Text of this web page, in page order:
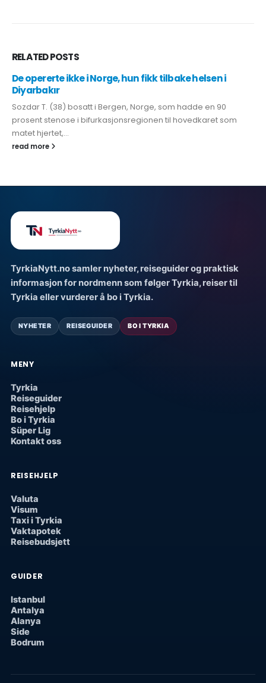
RELATEDPOSTS
De opererte ikke i Norge, hun fikk tilbake helsen i
Diyarbakır
Sozdar T. (38) bosatt i Bergen, Norge, som hadde en 90
prosent stenose i bifurkasjonsregionen til hovedkaret som
matet hjertet,...
read more
TyrkiaNytt.no samler nyheter, reiseguider og praktisk
informasjon for nordmenn som følger Tyrkia, reiser til
Tyrkia eller vurderer å bo i Tyrkia.
NYHETER REISEGUIDER BO I TYRKIA
MENY
Tyrkia
Reiseguider
Reisehjelp
Bo i Tyrkia
Süper Lig
Kontakt oss
REISEHJELP
Valuta
Visum
Taxi i Tyrkia
Vaktapotek
Reisebudsjett
GUIDER
Istanbul
Antalya
Alanya
Side
Bodrum